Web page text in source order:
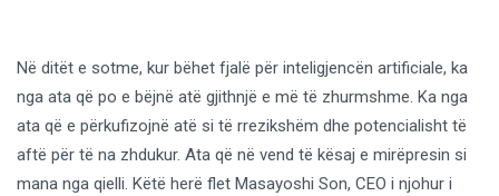
Në ditët e sotme, kur bëhet fjalë për inteligjencën artificiale, ka
nga ata që po e bëjnë atë gjithnjë e më të zhurmshme. Ka nga
ata që e përkufizojnë atë si të rrezikshëm dhe potencialisht të
aftë për të na zhdukur. Ata që në vend të kësaj e mirëpresin si
mana nga qielli. Këtë herë flet Masayoshi Son, CEO i njohur i